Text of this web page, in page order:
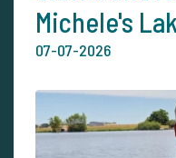
Michele's
07-07-2026